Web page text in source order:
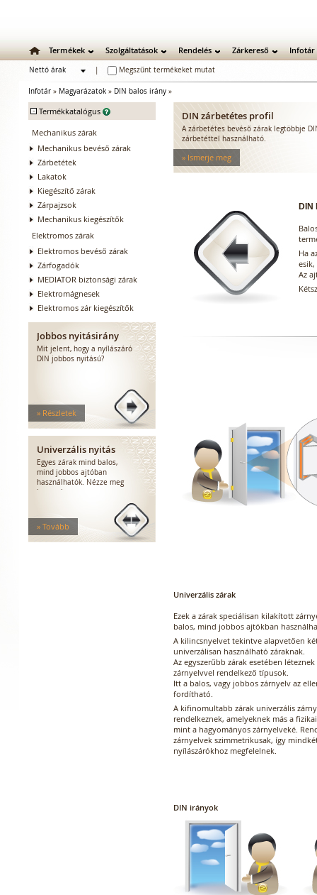
Termékek Szolgáltatások Rendelés Zárkereső Infotár
Nettó árak
Megszűnt termékeket mutat
Infotár » Magyarázatok » DIN balos irány »
- Termékkatalógus
Mechanikus zárak
Mechanikus bevéső zárak
Zárbetétek
Lakatok
Kiegészítő zárak
Zárpajzsok
Mechanikus kiegészítők
Elektromos zárak
Elektromos bevéső zárak
Zárfogadók
MEDIATOR biztonsági zárak
Elektromágnesek
Elektromos zár kiegészítők
Jobbos nyitásirány
Mit jelent, hogy a nyílászáró
DIN jobbos nyitású?
» Részletek
Univerzális nyitás
Egyes zárak mind balos,
mind jobbos ajtóban
használhatók. Nézze meg
hogyan!
» Tovább
DIN zárbetétes profil
A zárbetétes bevéső zárak legtöbbje
zárbetéttel használható.
» Ismerje meg
DIN
Ha
Az
Univerzális zárak
Ezek a zárak speciálisan kilakított
balos, mind jobbos ajtókban
A kilincsnyelvet tekintve alapvetően
univerzálisan használható záraknak.
Az egyszerűbb zárak esetében
zárnyelvvel rendelkező típusok.
Itt a balos, vagy jobbos zárnyelv az
fordítható.
A kifinomultabb zárak univerzális
rendelkeznek, amelyeknek más a
mint a hagyományos zárnyelveké.
zárnyelvek szimmetrikusak, így
nyílászárókhoz megfelelnek.
DIN irányok